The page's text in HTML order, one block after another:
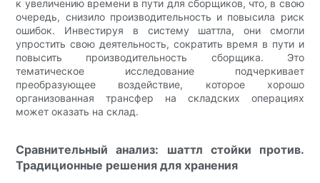
к увеличению времени в пути для сборщиков, что, в свою
очередь, снизило производительность и повысила риск
ошибок. Инвестируя в систему шаттла, они смогли
упростить свою деятельность, сократить время в пути и
повысить производительность сборщика. Это
тематическое исследование подчеркивает
преобразующее воздействие, которое хорошо
организованная трансфер на складских операциях
может оказать на склад.
Сравнительный анализ: шаттл стойки против.
Традиционные решения для хранения